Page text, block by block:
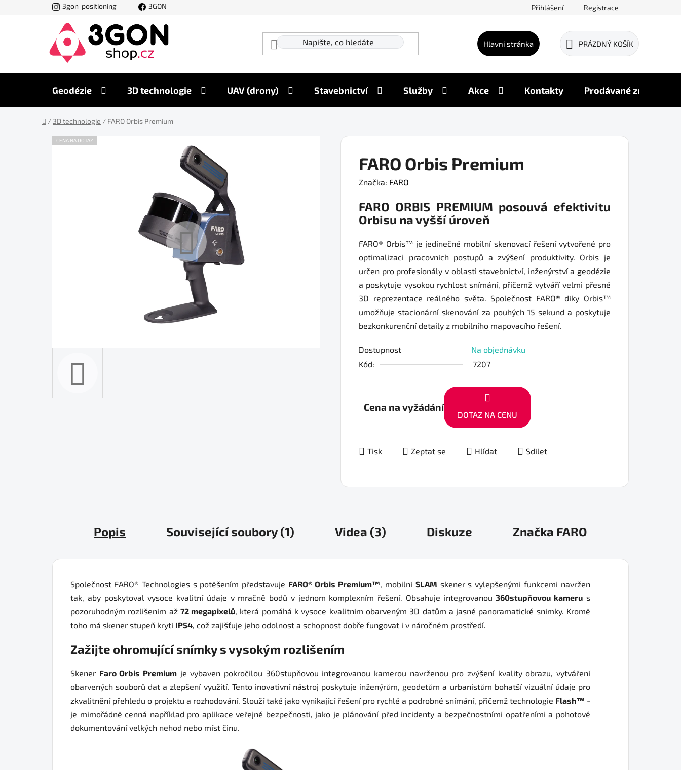
3gon_positioning 3GON Přihlášení Registrace
Hlavní stránka
NÁKUPNÍ
PRÁZDNÝ KOŠÍK
Geodézie 3D technologie UAV (drony) Stavebnictví Služby Akce Kontakty Prodávané značky
Domů
/ 3D technologie / FARO Orbis Premium
FARO Orbis Premium
Značka: FARO
FARO ORBIS PREMIUM posouvá efektivitu
Orbisu na vyšší úroveň
FARO® Orbis™ je jedinečné mobilní skenovací řešení vytvořené pro
optimalizaci pracovních postupů a zvýšení produktivity. Orbis je
určen pro profesionály v oblasti stavebnictví, inženýrství a geodézie
a poskytuje vysokou rychlost snímání, přičemž vytváří velmi přesné
3D reprezentace reálného světa. Společnost FARO® díky Orbis™
umožňuje stacionární skenování za pouhých 15 sekund a poskytuje
bezkonkurenční detaily z mobilního mapovacího řešení.
Dostupnost
Na objednávku
Kód:
7207
Cena na vyžádání
DOTAZ NA CENU
Tisk Zeptat se Hlídat Sdílet
CENA NA DOTAZ
Popis Související soubory (1) Videa (3) Diskuze Značka FARO
Společnost FARO® Technologies s potěšením představuje FARO® Orbis Premium™ , mobilní SLAM skener s vylepšenými funkcemi navržen
tak, aby poskytoval vysoce kvalitní údaje v mračně bodů v jednom komplexním řešení. Obsahuje integrovanou360stupňovou kameru s
pozoruhodným rozlišením až 72 megapixelů , která pomáhá k vysoce kvalitním obarveným 3D datům a jasné panoramatické snímky. Kromě
toho má skener stupeň krytí IP54 , což zajišťuje jeho odolnost a schopnost dobře fungovat i v náročném prostředí.
Zažijte ohromující snímky s vysokým rozlišením
Skener Faro Orbis Premium je vybaven pokročilou 360stupňovou integrovanou kamerou navrženou pro zvýšení kvality obrazu, vytváření
obarvených souborů dat a zlepšení využití. Tento inovativní nástroj poskytuje inženýrům, geodetům a urbanistům bohatší vizuální údaje pro
zkvalitnění přehledu o projektu a rozhodování. Slouží také jako vynikající řešení pro rychlé a podrobné snímání, přičemž technologie Flash™ -
je mimořádně cenná například pro aplikace veřejné bezpečnosti, jako je plánování před incidenty a bezpečnostními opatřeními a pohotové
dokumentování velkých nehod nebo míst činu.